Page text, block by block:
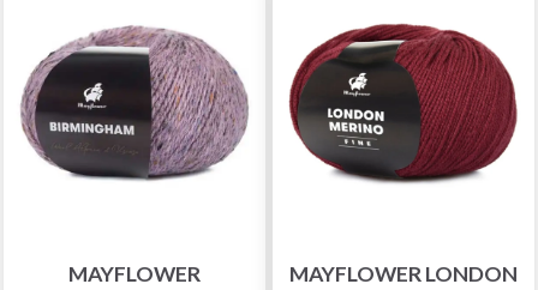
MAYFLOWER
MAYFLOWER LONDON